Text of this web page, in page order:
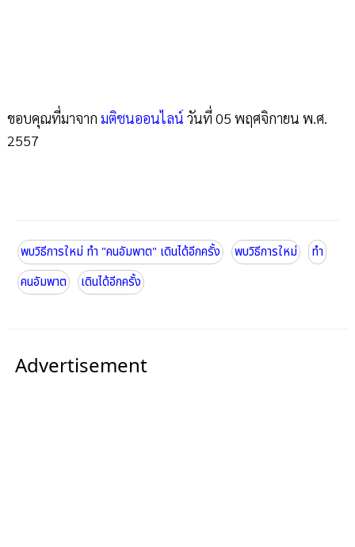
ขอบคุณที่มาจาก มติชนออนไลน์ วันที่ 05 พฤศจิกายน พ.ศ.
2557
พบวิธีการใหม่ ทำ "คนอัมพาต" เดินได้อีกครั้ง พบวิธีการใหม่
ทำ
คนอัมพาต
เดินได้อีกครั้ง
Advertisement